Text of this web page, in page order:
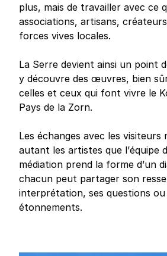
plus, mais de travailler avec ce
associations, artisans,
forces vives locales.
La Serre devient ainsi un point
y découvre des œuvres, bien
celles et ceux qui font vivre le
Pays de la Zorn.
Les échanges avec les visiteurs
autant les artistes que l’équipe
médiation prend la forme d’un
chacun peut partager son
interprétation, ses questions ou
étonnements.